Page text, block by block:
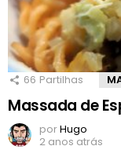
66 Partilhas
Massada de
porHugo
2 anos atrás